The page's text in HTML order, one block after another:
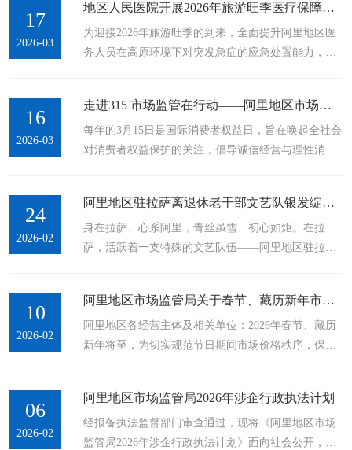
生态环境保护工作会议部署要求，系统总结2025年
及“十四五”时期地区生态环境保护工作成效，深入分
析当前面临的形势与挑战，研究谋划“十五五”工作思
17
2026-03
地区人民医院开展2026年旅游旺季医疗保障工作实操培训
为迎接2026年旅游旺季的到来，全面提升阿里地区医
务人员在高原环境下对突发急症的应急处置能力，确
实操培训”。本次培训紧扣旅游旺季可能面临的高原
病、创伤、低温等急救需求，围绕多学科协作与实战
技能提升，融入医德医风与党性教育，旨在提升医务
16
2026-03
走进315 市场监管在行动——阿里地区市场监管系统坚守一线守护消费安全
每年的3月15日是国际消费者权益日，旨在唤起全社会
对消费者权益保护的关注，倡导诚信经营与理性消
密部署、上下联动，采取“执法检查、集中宣传、媒体
普法”等多元化举措，着力筑牢消费安全防线，优化公
平有序的市场消费环境。聚焦食品药品、产品质量、
24
2026-02
阿里地区驻拉萨离退休老干部文艺队银发绽芳华
身在拉萨、心系阿里，青丝虽雪、初心如炬。在拉
萨，活跃着一支特殊的文艺队伍——阿里地区驻拉萨
奉献给了雪域边关。这支文艺队伍已经成立了20余
年，平均年龄超六十岁，最高年龄超七旬。他们曾在
各自岗位上耕耘奉献，如今卸下职务，却不忘初心，
10
2026-02
阿里地区市场监管局关于春节、藏历新年市场价格行为提醒告诫书
阿里地区各经营主体及相关单位：2026年春节、藏历
新年将至，为切实规范节日期间市场价格秩序，保障
共和国价格法》《明码标价和禁止价格欺诈规定》
《价格违法行为行政处罚规定》《中华人民共和国反
不正当竞争法》等法律法规，现就规范节日期间商品
06
2026-02
阿里地区市场监管局2026年涉企行政执法计划
经报备执法监督部门审查通过，现将《阿里地区市场
监管局2026年涉企行政执法计划》面向社会公开，主